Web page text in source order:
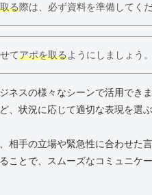
る際は、必ず資料を準備してくだ
てアポを取るようにしましょう。
ネスの様々なシーンで活用でき
、状況に応じて適切な表現を選
相手の立場や緊急性に合わせた
ことで、スムーズなコミュニケ